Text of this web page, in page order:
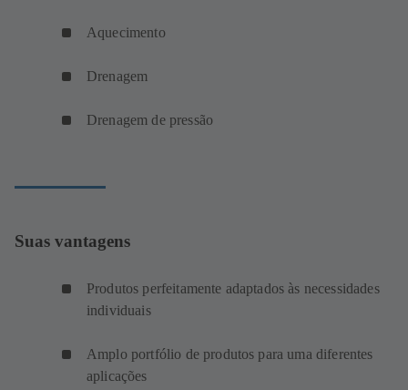
Aquecimento
Drenagem
Drenagem de pressão
Suas vantagens
Produtos perfeitamente adaptados às necessidades
individuais
Amplo portfólio de produtos para uma diferentes
aplicações